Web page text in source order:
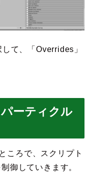
て、「Overrides」
ーティクル
ころで、スクリプト
御していきます。